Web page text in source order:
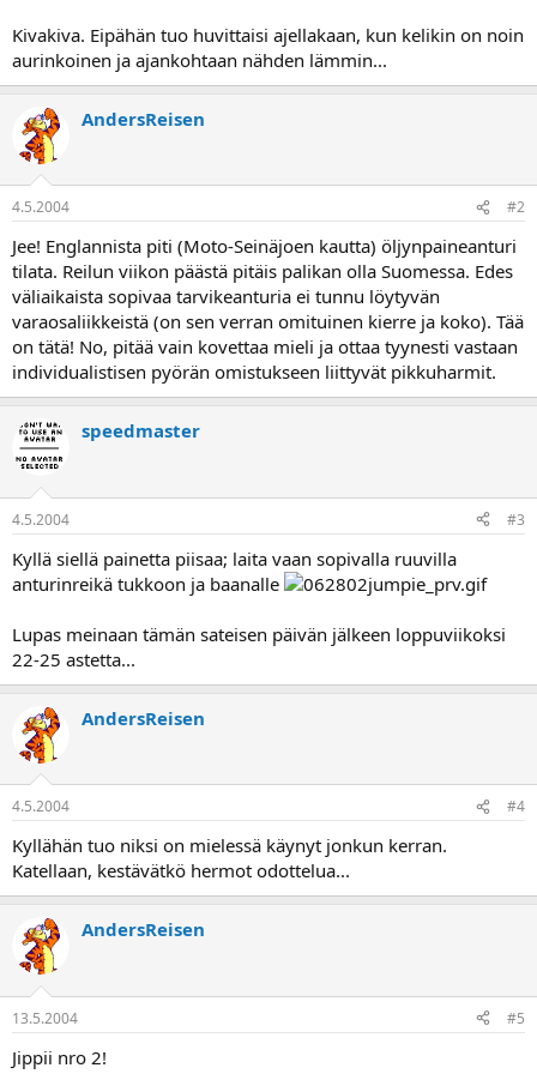
j
a
Kivakiva. Eipähän tuo huvittaisi ajellakaan, kun kelikin on noin
aurinkoinen ja ajankohtaan nähden lämmin...
AndersReisen
4.5.2004 #2
Jee! Englannista piti (Moto-Seinäjoen kautta) öljynpaineanturi
tilata. Reilun viikon päästä pitäis palikan olla Suomessa. Edes
väliaikaista sopivaa tarvikeanturia ei tunnu löytyvän
varaosaliikkeistä (on sen verran omituinen kierre ja koko). Tää
on tätä! No, pitää vain kovettaa mieli ja ottaa tyynesti vastaan
individualistisen pyörän omistukseen liittyvät pikkuharmit.
speedmaster
4.5.2004 #3
Kyllä siellä painetta piisaa; laita vaan sopivalla ruuvilla
anturinreikä tukkoon ja baanalle
Lupas meinaan tämän sateisen päivän jälkeen loppuviikoksi
22-25 astetta...
AndersReisen
4.5.2004 #4
Kyllähän tuo niksi on mielessä käynyt jonkun kerran.
Katellaan, kestävätkö hermot odottelua...
AndersReisen
13.5.2004 #5
Jippii nro 2!